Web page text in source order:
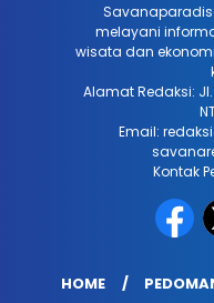
melayani
wisata dan
Alamat Redaksi:
Email:
Kontak
HOME